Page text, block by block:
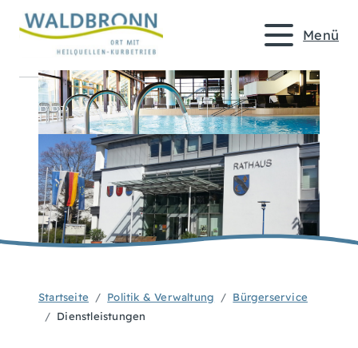
Menü
Startseite Politik & Verwaltung
Bürgerservice
Dienstleistungen